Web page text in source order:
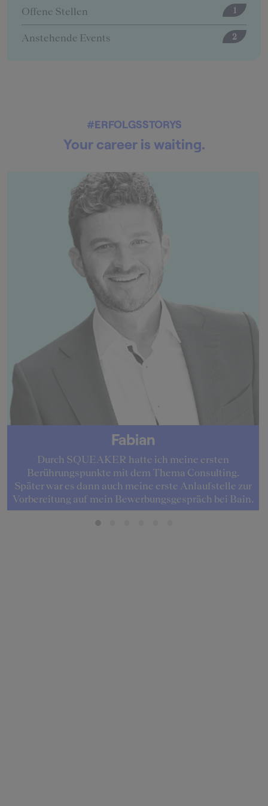
Offene Stellen 5
#ERFOLGSSTORYS
Your career is waiting.
Fabian
Durch SQUEAKER hatte ich meine ersten
Berührungspunkte mit dem Thema Consulting.
Später war es dann auch meine erste Anlaufstelle zur
Vorbereitung auf mein Bewerbungsgespräch bei Bain.